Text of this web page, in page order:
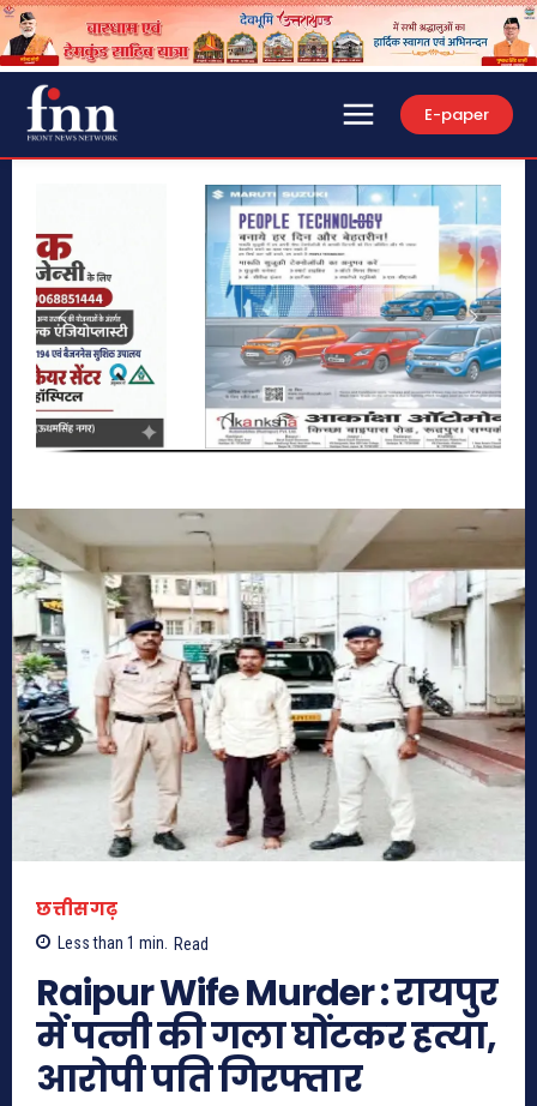
E-paper
छत्तीसगढ़
Less than 1 min. Read
Raipur Wife Murder : रायपुर
में पत्नी की गला घोंटकर हत्या,
आरोपी पति गिरफ्तार